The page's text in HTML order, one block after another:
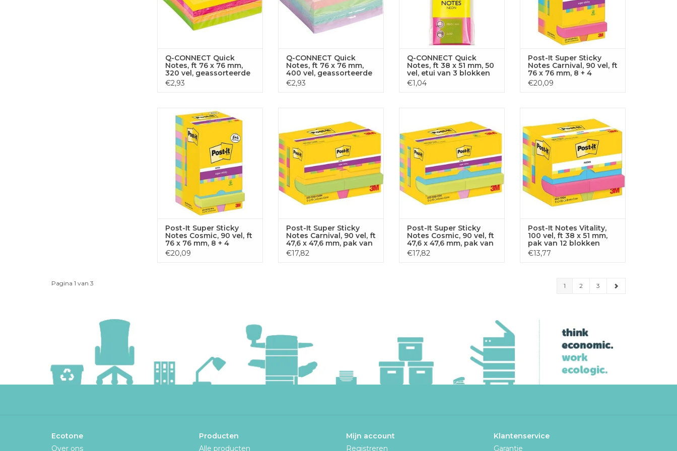
Q-CONNECT Quick
Notes, ft 76 x 76 mm,
320 vel, geassorteerde
neonkleuren
€2,93
Q-CONNECT Quick
Notes, ft 76 x 76 mm,
400 vel, geassorteerde
kleuren
€2,93
Q-CONNECT Quick
Notes, ft 38 x 51 mm, 50
vel, etui van 3 blokken
in neonkleuren
€1,04
Post-It Super Sticky
Notes Carnival, 90 vel, ft
76 x 76 mm, 8 + 4
GRATIS
€20,09
Post-It Super Sticky Notes
Cosmic, 90 vel, 76 x 76 mm
TOEVOEGEN AAN
WINKELWAGEN
Post-It Super Sticky
Notes Cosmic, 90 vel, ft
76 x 76 mm, 8 + 4
GRATIS
€20,09
Carnival, 90 vel, 47,6 x 47,6 mm
TOEVOEGEN AAN
WINKELWAGEN
Post-It Super Sticky
Notes Carnival, 90 vel, ft
47,6 x 47,6 mm, pak van
12 blokken
€17,82
Cosmic, 90 vel, 47,6 x 47,6 mm
TOEVOEGEN AAN
WINKELWAGEN
Post-It Super Sticky
Notes Cosmic, 90 vel, ft
47,6 x 47,6 mm, pak van
12 blokken
€17,82
38 x 51 mm, 12 blokken
TOEVOEGEN AAN
WINKELWAGEN
Post-It Notes Vitality,
100 vel, ft 38 x 51 mm,
pak van 12 blokken
€13,77
Pagina 1 van 3 1 2 3
Ecotone
Over ons
Producten
Alle producten
Mijn account
Registreren
Klantenservice
Garantie